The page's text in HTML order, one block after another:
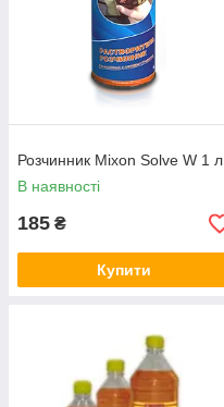
Розчинник Mixon Solve W 1 л
В наявності
185 ₴
Купити